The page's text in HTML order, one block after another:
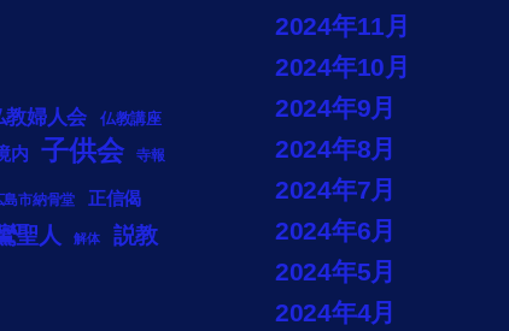
教婦人会
仏教講座
内 子供会 寺報
島市納骨堂 正信偈
聖人 解体 説教
2024年11月
2024年10月
2024年9月
2024年8月
2024年7月
2024年6月
2024年5月
2024年4月